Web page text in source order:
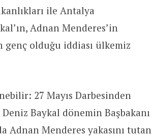
ile Antalya
Adnan Menderes’in
genç olduğu iddiası ülkemiz
27 Mayıs Darbesinden
Baykal dönemin Başbakanı
Adnan Menderes yakasını tutan